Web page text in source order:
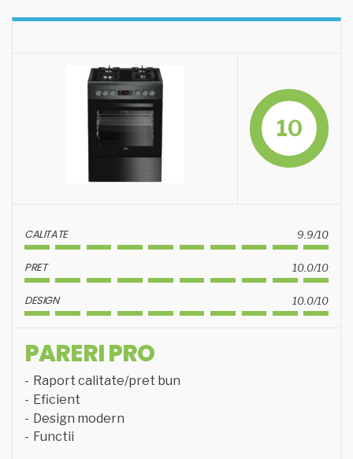
10
CALITATE 9.9/10
PRET 10.0/10
DESIGN 10.0/10
PARERI PRO
Raport calitate/pret bun
Eficient
Design modern
Functii